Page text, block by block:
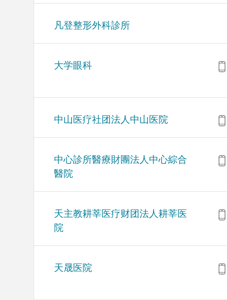
凡登整形外科診所
大学眼科
中山医疗社团法人中山医院
中心診所醫療財團法人中心綜合
醫院
天主教耕莘医疗财团法人耕莘医
院
天晟医院